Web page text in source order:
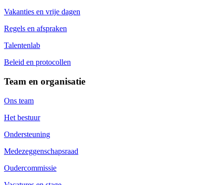
Vakanties en vrije dagen
Regels en afspraken
Talentenlab
Beleid en protocollen
Team en organisatie
Ons team
Het bestuur
Ondersteuning
Medezeggenschapsraad
Oudercommissie